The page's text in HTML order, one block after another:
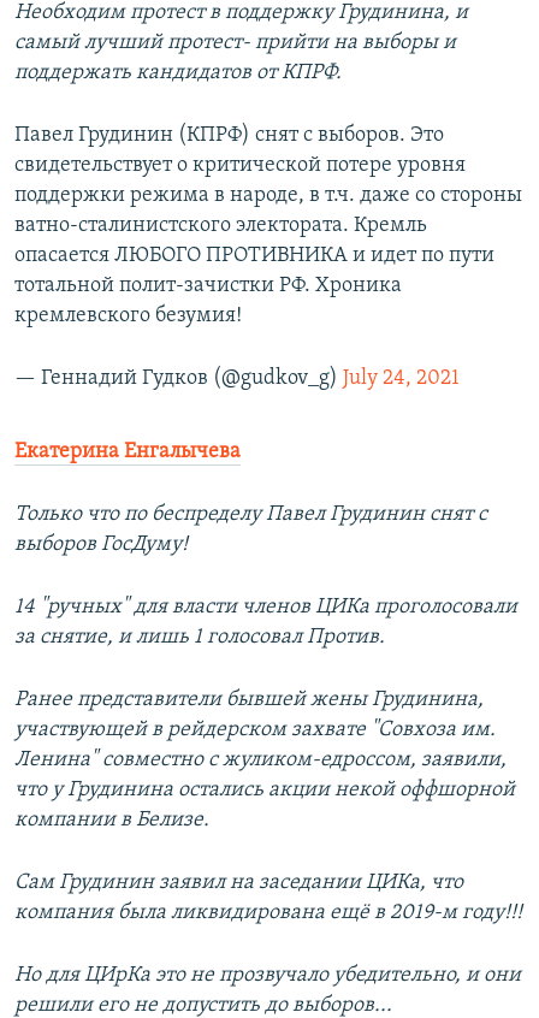
Необходим протест в поддержку Грудинина, и
самый лучший протест- прийти на выборы и
поддержать кандидатов от КПРФ.
Павел Грудинин (КПРФ) снят с выборов. Это
свидетельствует о критической потере уровня
поддержки режима в народе, в т.ч. даже со стороны
ватно-сталинистского электората. Кремль
опасается ЛЮБОГО ПРОТИВНИКА и идет по пути
тотальной полит-зачистки РФ. Хроника
кремлевского безумия!
— Геннадий Гудков (@gudkov_g) July 24, 2021
Екатерина Енгалычева
Только что по беспределу Павел Грудинин снят с
выборов ГосДуму!
14 "ручных" для власти членов ЦИКа проголосовали
за снятие, и лишь 1 голосовал Против.
Ранее представители бывшей жены Грудинина,
участвующей в рейдерском захвате "Совхоза им.
Ленина" совместно с жуликом-едроссом, заявили,
что у Грудинина остались акции некой оффшорной
компании в Белизе.
Сам Грудинин заявил на заседании ЦИКа, что
компания была ликвидирована ещё в 2019-м году!!!
Но для ЦИрКа это не прозвучало убедительно, и они
решили его не допустить до выборов...